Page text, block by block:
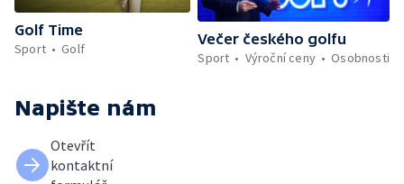
Golf Time
Sport
Golf
Večer českého golfu
Sport
Výroční ceny Osobnosti
Napište nám
Otevřít
kontaktní